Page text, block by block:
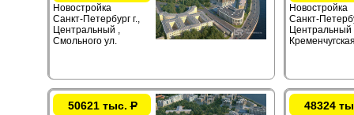
Новостройка
Санкт-Петербург г.,
Центральный ,
Смольного ул.
Новостройка
Санкт-
Центральный
50621 тыс.Р 48324